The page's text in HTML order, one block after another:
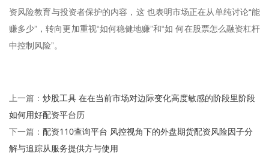
资风险教育与投资者保护的内容，这 也表明市场正在从单纯讨论“能
赚多少”，转向更加重视“如何稳健地赚”和“如 何在股票怎么融资杠杆
中控制风险”。
上一篇： 炒股工具 在在当前市场对边际变化高度敏感的阶段里阶段
如何用好配资平台历
下一篇： 配资110查询平台 风控视角下的外盘期货配资风险因子分
解与追踪从服务提供方与使用